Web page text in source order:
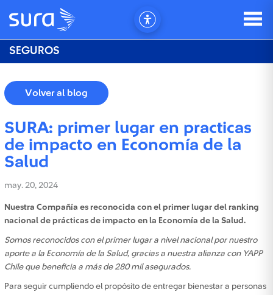
SEGUROS
Volver al blog
SURA: primer lugar en practicas
de impacto en Economía de la
Salud
may. 20, 2024
Nuestra Compañía es reconocida con el primer lugar del ranking
nacional de prácticas de impacto en la Economía de la Salud.
Somos reconocidos con el primer lugar a nivel nacional por nuestro
aporte a la Economía de la Salud, gracias a nuestra alianza con YAPP
Chile que beneficia a más de 280 mil asegurados.
Para seguir cumpliendo el propósito de entregar bienestar a personas